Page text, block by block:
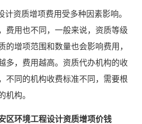
计资质增项费用受多种因素影响。
费用也不同，一般来说，资质等级
的增项范围和数量也会影响费用，
多，费用越高。资质代办机构的收
不同的机构收费标准不同，需要根
机构。
区环境工程设计资质增项价钱